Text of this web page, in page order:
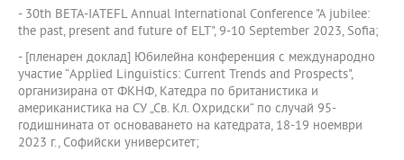
- 30th BETA-IATEFL Annual International Conference "A jubilee:
the past, present and future of ELT", 9-10 September 2023, Sofia;
- [пленарен доклад] Юбилейна конференция с международно
участие “Applied Linguistics: Current Trends and Prospects",
организирана от ФКНФ, Катедра по британистика и
американистика на СУ „Св. Кл. Охридски“ по случай 95-
годишнината от основаването на катедрата, 18-19 ноември
2023 г., Софийски университет;